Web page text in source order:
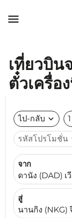

เที่ยวบิน
ตั๋วเครื่อ
ไป-กลับ expand_more
รหัสโปรโมชั่น
จาก
ดานัง (DAD) เ
สู่
นานกิง (NKG)